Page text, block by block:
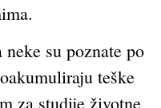
su poznate po
teške
za studije životne